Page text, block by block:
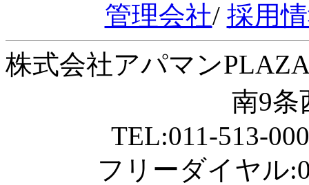
管理会社/ 採用
株式会社アパマン
南9条
TEL:011-513-
フリーダイヤル